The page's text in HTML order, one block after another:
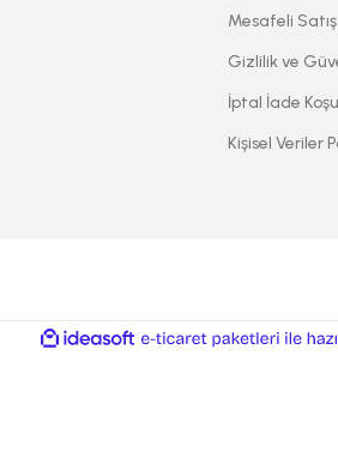
Mesafeli
Gizlilik ve
İptal İade
Kişisel Veriler
ideasoft
e-